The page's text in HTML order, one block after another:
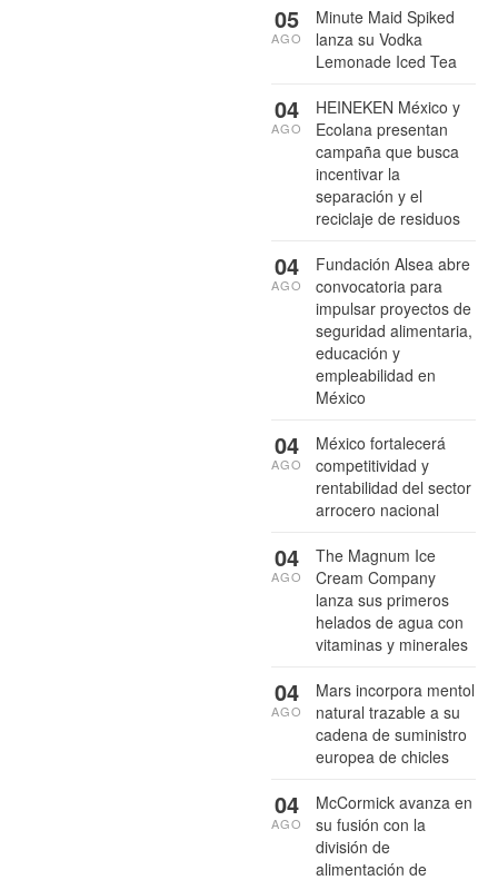
Minute Maid Spiked
lanza su Vodka
Lemonade Iced Tea
05
AGO
HEINEKEN México y
Ecolana presentan
campaña que busca
incentivar la
separación y el
reciclaje de residuos
04
AGO
Fundación Alsea abre
convocatoria para
impulsar proyectos de
seguridad alimentaria,
educación y
empleabilidad en
México
04
AGO
México fortalecerá
competitividad y
rentabilidad del sector
arrocero nacional
04
AGO
The Magnum Ice
Cream Company
lanza sus primeros
helados de agua con
vitaminas y minerales
04
AGO
Mars incorpora mentol
natural trazable a su
cadena de suministro
europea de chicles
04
AGO
McCormick avanza en
su fusión con la
división de
alimentación de
04
AGO